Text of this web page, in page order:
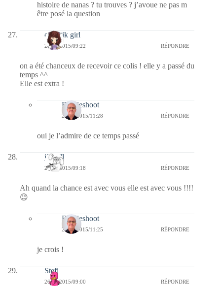
histoire de nanas ? tu trouves ? j’avoue ne pas m
être posé la question
eclectik girl
26/01/2015/09:22 RÉPONDRE
on a été chanceux de recevoir ce colis ! elle y a passé du
temps ^^
Elle est extra !
Bernieshoot
27/01/2015/11:28 RÉPONDRE
oui je l’admire de ce temps passé
jill bill
26/01/2015/09:18 RÉPONDRE
Ah quand la chance est avec vous elle est avec vous !!!!
😉
Bernieshoot
27/01/2015/11:25 RÉPONDRE
je crois !
Stefi
26/01/2015/09:00 RÉPONDRE